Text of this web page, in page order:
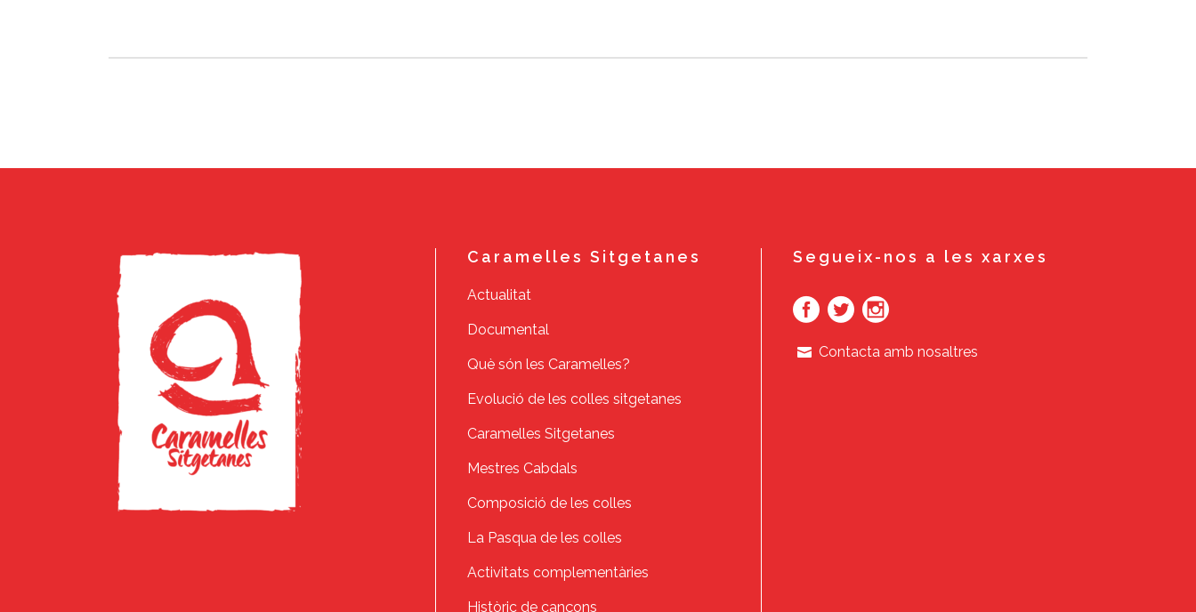
Caramelles Sitgetanes
Actualitat
Documental
Què són les Caramelles?
Evolució de les colles sitgetanes
Caramelles Sitgetanes
Mestres Cabdals
Composició de les colles
La Pasqua de les colles
Activitats complementàries
Històric de cançons
Segueix-nos a les xarxes
Contacta amb nosaltres